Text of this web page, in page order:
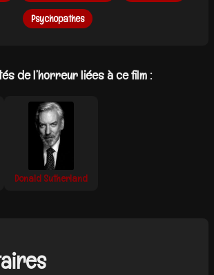
Psychopathes
de l’horreur liées à ce film :
Donald Sutherland